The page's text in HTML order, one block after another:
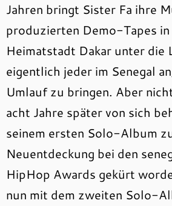
Jahren bringt Sister Fa ihre
produzierten Demo-Tapes
Heimatstadt Dakar unter die
eigentlich jeder im Senegal
Umlauf zu bringen. Aber
acht Jahre später von sich
seinem ersten Solo-Album
Neuentdeckung bei den
HipHop Awards gekürt
nun mit dem zweiten Solo-